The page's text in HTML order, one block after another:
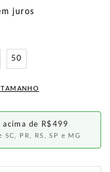
juros
50
TAMANHO
acima de R$499
SC, PR, RS, SP e MG